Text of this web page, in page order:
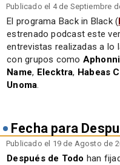
Publicado el 4 de Septiembre
El programa Back in Black (
estrenado podcast este
entrevistas realizadas a lo
con grupos como
Name, Elecktra, Habeas
Unoma.
Fecha para
Publicado el 19 de Agosto de
Después de Todo han